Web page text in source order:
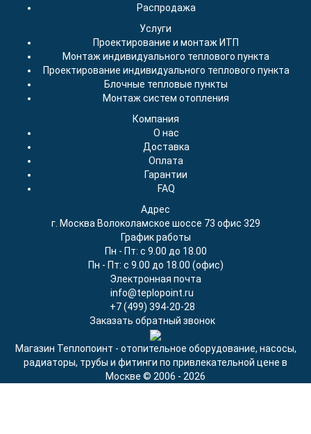
Распродажа
Услуги
Проектирование и монтаж ИТП
Монтаж индивидуального теплового пункта
Проектирование индивидуального теплового пункта
Блочные тепловые пункты
Монтаж систем отопления
Компания
О нас
Доставка
Оплата
Гарантии
FAQ
Адрес
г. Москва Волоколамское шоссе 73 офис 329
График работы
Пн - Пт: с 9.00 до 18.00
Пн - Пт: с 9.00 до 18.00 (офис)
Электронная почта
info@teplopoint.ru
+7 (499) 394-20-28
Заказать обратный звонок
Магазин Теплопоинт - отопительное оборудование, насосы,
радиаторы, трубы и фитинги по привлекательной цене в
Москве © 2006 - 2026